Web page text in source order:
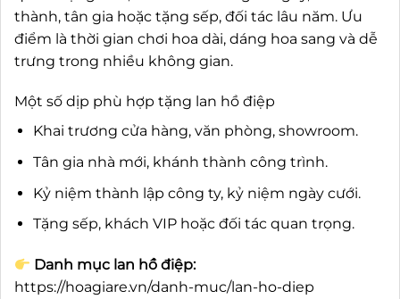
thành, tân gia hoặc tặng sếp, đối tác lâu năm. Ưu
điểm là thời gian chơi hoa dài, dáng hoa sang và dễ
trưng trong nhiều không gian.
Một số dịp phù hợp tặng lan hồ điệp
Khai trương cửa hàng, văn phòng, showroom.
Tân gia nhà mới, khánh thành công trình.
Kỷ niệm thành lập công ty, kỷ niệm ngày cưới.
Tặng sếp, khách VIP hoặc đối tác quan trọng.
Danh mục lan hồ điệp:
https://hoagiare.vn/danh-muc/lan-ho-diep